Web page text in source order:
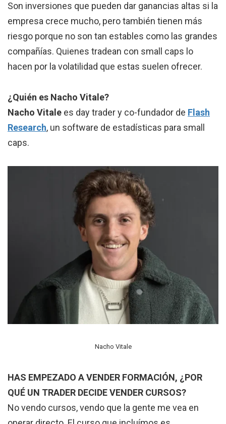
Son inversiones que pueden dar ganancias altas si la
empresa crece mucho, pero también tienen más
riesgo porque no son tan estables como las grandes
compañías. Quienes tradean con small caps lo
hacen por la volatilidad que estas suelen ofrecer.
¿Quién es Nacho Vitale?
Nacho Vitale es day trader y co-fundador de Flash
Research, un software de estadísticas para small
caps.
Nacho Vitale
HAS EMPEZADO A VENDER FORMACIÓN, ¿POR
QUÉ UN TRADER DECIDE VENDER CURSOS?
No vendo cursos, vendo que la gente me vea en